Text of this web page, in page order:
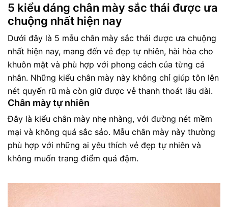
5 kiểu dáng chân mày sắc thái được ưa
chuộng nhất hiện nay
Dưới đây là 5 mẫu chân mày sắc thái được ưa chuộng
nhất hiện nay, mang đến vẻ đẹp tự nhiên, hài hòa cho
khuôn mặt và phù hợp với phong cách của từng cá
nhân. Những kiểu chân mày này không chỉ giúp tôn lên
nét quyến rũ mà còn giữ được vẻ thanh thoát lâu dài.
Chân mày tự nhiên
Đây là kiểu chân mày nhẹ nhàng, với đường nét mềm
mại và không quá sắc sảo. Mẫu chân mày này thường
phù hợp với những ai yêu thích vẻ đẹp tự nhiên và
không muốn trang điểm quá đậm.